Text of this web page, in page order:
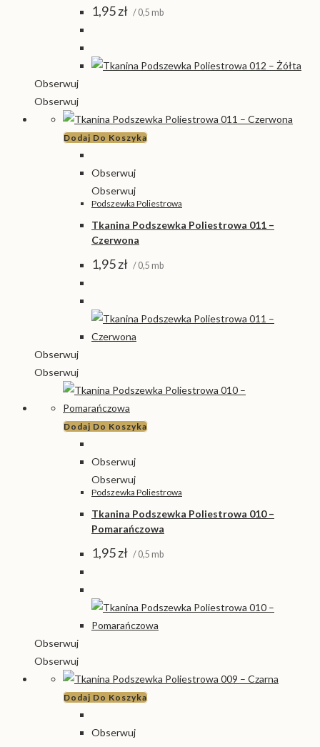
1,95zł / 0,5 mb
Obserwuj
Obserwuj
Dodaj Do Koszyka
Obserwuj
Obserwuj
Podszewka Poliestrowa
Tkanina Podszewka Poliestrowa 011 –
Czerwona
1,95zł / 0,5 mb
Obserwuj
Obserwuj
Dodaj Do Koszyka
Obserwuj
Obserwuj
Podszewka Poliestrowa
Tkanina Podszewka Poliestrowa 010 –
Pomarańczowa
1,95zł / 0,5 mb
Obserwuj
Obserwuj
Dodaj Do Koszyka
Obserwuj